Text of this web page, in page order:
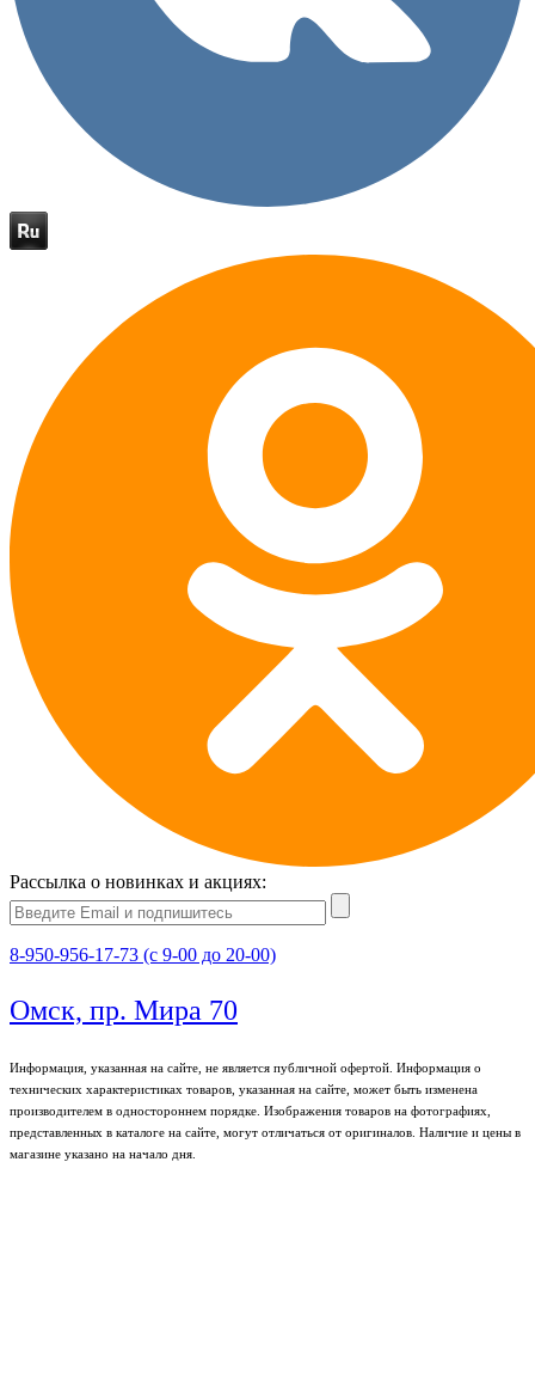
Рассылка о новинках и акциях:
8-950-956-17-73 (с 9-00 до 20-00)
Омск, пр. Мира 70
Информация, указанная на сайте, не является публичной офертой. Информация о
технических характеристиках товаров, указанная на сайте, может быть изменена
производителем в одностороннем порядке. Изображения товаров на фотографиях,
представленных в каталоге на сайте, могут отличаться от оригиналов. Наличие и цены в
магазине указано на начало дня.